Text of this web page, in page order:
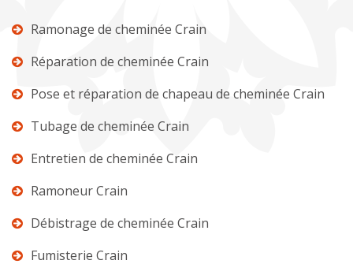
Ramonage de cheminée Crain
Réparation de cheminée Crain
Pose et réparation de chapeau de cheminée Crain
Tubage de cheminée Crain
Entretien de cheminée Crain
Ramoneur Crain
Débistrage de cheminée Crain
Fumisterie Crain